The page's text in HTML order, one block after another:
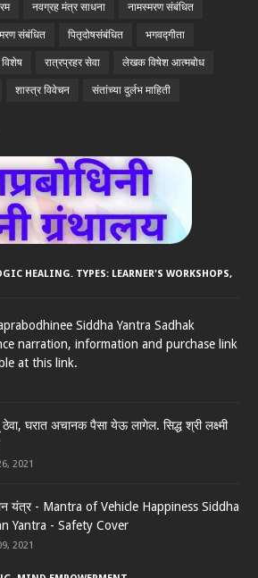
नवग्रह मंत्र साधना नामस्मरण संबंधित
संबंधित पितृदोषसंबंधित भगवद्गीता
विशेष रात्रप्रहर सेवा लेखक विषेश आत्मबोध
शास्त्र विवेचन संतांच्या दुर्लभ माहिती
HEALING. TYPES: LEARNER'S WORKSHOPS,
Siddha Yantra Sadhak
narration, information and purchase link
at this link.
घरात अचानक पैसा येऊ लागेल. सिद्ध श्री लक्ष्मी
2021
यंत्र - Mantra of Vehicle Happiness Siddha
Yantra - Safety Cover
2021